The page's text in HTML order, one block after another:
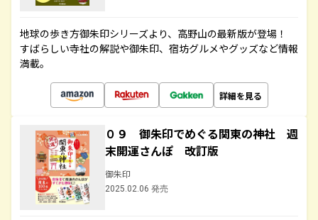
地球の歩き方御朱印シリーズより、高野山の最新版が登場！
すばらしい寺社の解説や御朱印、宿坊グルメやグッズなど情報
満載。
詳細を見る
０９ 御朱印でめぐる関東の神社 週
末開運さんぽ 改訂版
御朱印
2025.02.06 発売